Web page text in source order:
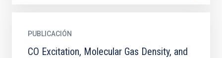
PUBLICACIÓN
CO Excitation, Molecular Gas Density, and